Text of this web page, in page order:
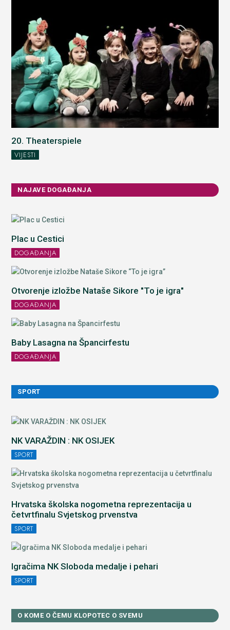
20. Theaterspiele
VIJESTI
NAJAVE DOGAĐANJA
Plac u Cestici
DOGAĐANJA
Otvorenje izložbe Nataše Sikore "To je igra"
DOGAĐANJA
Baby Lasagna na Špancirfestu
DOGAĐANJA
SPORT
NK VARAŽDIN : NK OSIJEK
SPORT
Hrvatska školska nogometna reprezentacija u
četvrtfinalu Svjetskog prvenstva
SPORT
Igračima NK Sloboda medalje i pehari
SPORT
O KOME O ČEMU KLOPOTEC O SVEMU